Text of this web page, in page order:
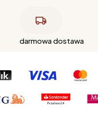
darmowa dostawa